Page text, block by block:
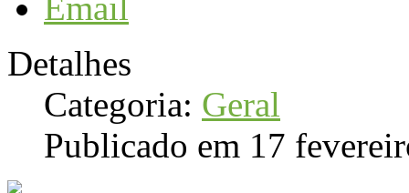
Detalhes
Categoria: Geral
Publicado em 17